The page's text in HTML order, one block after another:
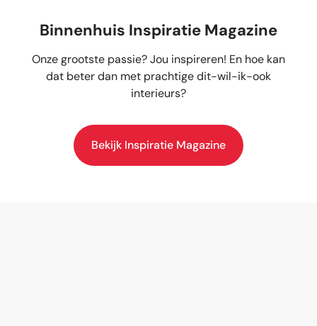
Binnenhuis Inspiratie Magazine
Onze grootste passie? Jou inspireren! En hoe kan
dat beter dan met prachtige dit-wil-ik-ook
interieurs?
Bekijk Inspiratie Magazine